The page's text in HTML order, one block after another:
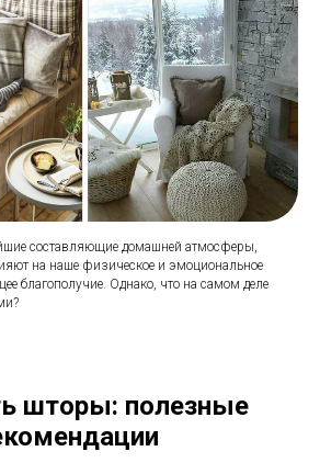
составляющие домашней атмосферы,
на наше физическое и эмоциональное
благополучие. Однако, что на самом деле
шторы: полезные